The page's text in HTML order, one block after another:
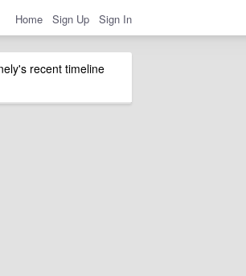
Home Sign Up Sign In
recent timeline